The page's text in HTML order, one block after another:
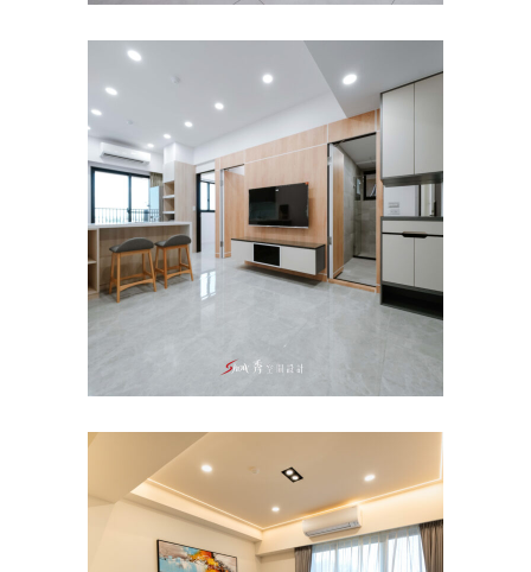
台南善化植風景｜室內設計・
住宅裝潢・老屋翻新・自地自
建推薦｜秀空間設計
新成屋 /餐廳
計・台南裝潢・老屋翻新・設
計師推薦｜秀空間設計
公寓/大樓/客餐廳/室內設計/新成
書房/沙發/臥室/衛浴/餐廳